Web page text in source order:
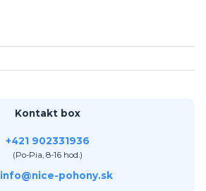
Kontakt box
+421 902331936
(Po-Pia, 8-16 hod.)
info@nice-pohony.sk